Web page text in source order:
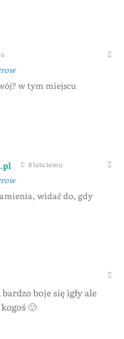
w tym miejscu
8 lata temu
widać do, gdy
boje się igły ale
🙂